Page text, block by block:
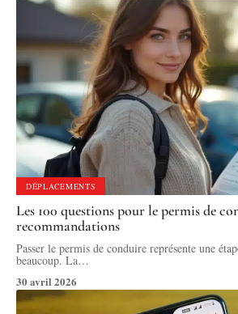
DÉPLACEMENTS
Les 100 questions pour le permis de
recommandations
Passer le permis de conduire représente une
beaucoup. La…
30 avril 2026